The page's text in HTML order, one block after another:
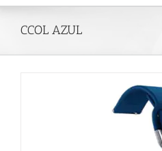
CCOL AZUL